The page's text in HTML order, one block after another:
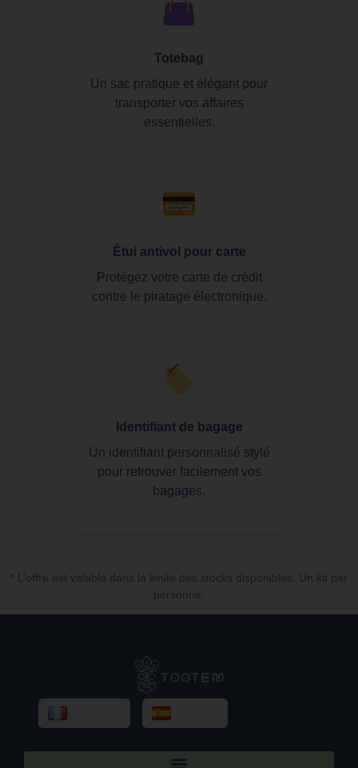
Totebag
Un sac pratique et élégant pour
transporter vos affaires
essentielles.
Étui antivol pour carte
Protégez votre carte de crédit
contre le piratage électronique.
Identifiant de bagage
Un identifiant personnalisé stylé
pour retrouver facilement vos
bagages.
* L’offre est valable dans la limite des stocks disponibles. Un kit par
personne.